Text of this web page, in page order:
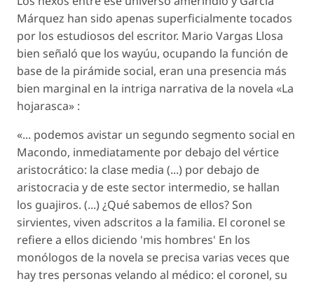
Márquez han sido apenas superficialmente tocados
por los estudiosos del escritor. Mario Vargas Llosa
bien señaló que los wayúu, ocupando la función de
base de la pirámide social, eran una presencia más
bien marginal en la intriga narrativa de la novela «La
hojarasca» :
«... podemos avistar un segundo segmento social en
Macondo, inmediatamente por debajo del vértice
aristocrático: la clase media (...) por debajo de
aristocracia y de este sector intermedio, se hallan
los guajiros. (...) ¿Qué sabemos de ellos? Son
sirvientes, viven adscritos a la familia. El coronel se
refiere a ellos diciendo 'mis hombres' En los
monólogos de la novela se precisa varias veces que
hay tres personas velando al médico: el coronel, su